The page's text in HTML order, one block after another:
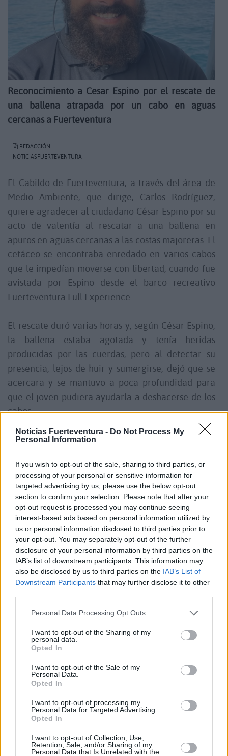
Noticias Fuerteventura - Do Not Process My
Personal Information
If you wish to opt-out of the sale, sharing to third parties, or
processing of your personal or sensitive information for
targeted advertising by us, please use the below opt-out
section to confirm your selection. Please note that after your
opt-out request is processed you may continue seeing
interest-based ads based on personal information utilized by
us or personal information disclosed to third parties prior to
your opt-out. You may separately opt-out of the further
disclosure of your personal information by third parties on the
IAB’s list of downstream participants. This information may
also be disclosed by us to third parties on the IAB’s List of
Downstream Participants that may further disclose it to other
Personal Data Processing Opt Outs
I want to opt-out of the Sharing of my
personal data.
Opted In
I want to opt-out of the Sale of my
Personal Data.
Opted In
I want to opt-out of processing my
Personal Data for Targeted Advertising.
Opted In
I want to opt-out of Collection, Use,
Retention, Sale, and/or Sharing of my
Personal Data that Is Unrelated with the
Reconocimiento a Cesar Espino por el rescate de
una ballena atrapada por un cabo en aguas
cercanas a Fuerteventura
REDACCIÓN
NOTICIASFUERTEVENTURA
El Cabildo de Fuerteventura, a través del área de
Medio Ambiente, que dirige, Carlos Rodríguez,
quiere agradecer al ciudadano César Espino por su
acto de valentía al rescatar a una ballena en
apuros en aguas cercanas a las costas majoreras. El
cetáceo se encontraba enredado en varios cabos
que le impedían moverse con libertad, cuando fue
avistada por Espino desde el barco recreativo
Fuerteventura Full Experience.
El rescate duró varias horas y, según César Espino,
la ballena estaba agotada y tenía heridas
producidas por las cuerdas, pero al detectar su
presencia, lejos de huir y sumergirse, dejó que se
acercara y se mantuvo a poca profundidad para
que el joven pudiera ayudarla a deshacerse de los
cabos.
De este modo, se reconoce el heroico y
desde el Servicio de Medio Ambiente se recuerda
que interactuar con animales salvajes conlleva
riesgos significativos, dado que sus reacciones son
impredecibles. La Institución Insular hace un
llamado a la precaución y a la consideración de la
seguridad tanto de los seres humanos como de la
vida silvestre al acercarse a situaciones de este
tipo, indicando que en el caso de encontrar fauna
accidentada es preciso llamar al 112.
Comentarios (0)
LO MÁS LEÍDO
Fallece un bebé de 20 meses por un
golpe de calor en Fuerteventura
¿EN QUÉ MOMENTO DEJAMOS DE SER
Fuerteventura Santiago de Compostela